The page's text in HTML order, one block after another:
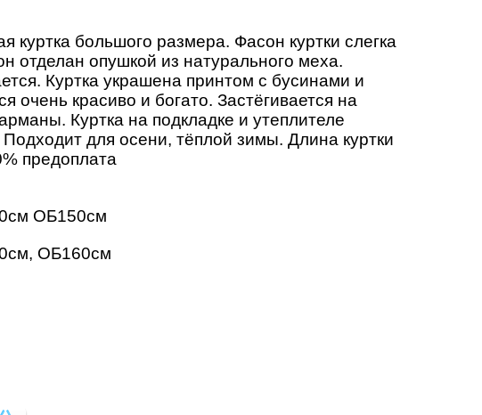
куртка большого размера. Фасон куртки слегка
отделан опушкой из натурального меха.
Куртка украшена принтом с бусинами и
очень красиво и богато. Застёгивается на
Куртка на подкладке и утеплителе
для осени, тёплой зимы. Длина куртки
предоплата
ОБ150см
ОБ160см